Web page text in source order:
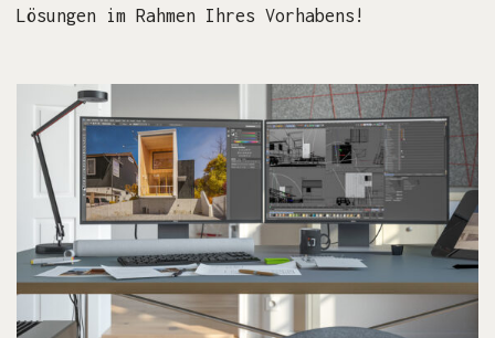
Lösungen im Rahmen Ihres Vorhabens!